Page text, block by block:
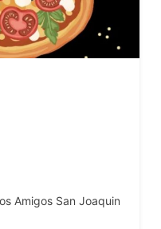
Amigos San Joaquin